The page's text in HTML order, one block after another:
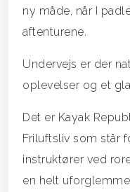
ny måde, når I
aftenturene.
Undervejs er der
oplevelser og et
Det er Kayak
Friluftsliv som står
instruktører ved
en helt